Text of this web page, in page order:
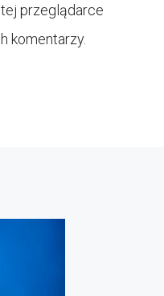
przeglądarce
komentarzy.